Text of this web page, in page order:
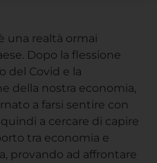
una realtà ormai
Dopo la flessione
del Covid e la
della nostra economia,
a farsi sentire con
a cercare di capire
tra economia e
provando ad affrontare